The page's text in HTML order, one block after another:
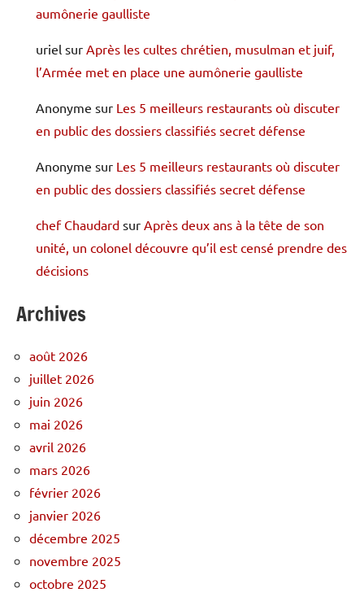
aumônerie gaulliste
uriel sur Après les cultes chrétien, musulman et juif,
l’Armée met en place une aumônerie gaulliste
Anonyme sur Les 5 meilleurs restaurants où discuter
en public des dossiers classifiés secret défense
Anonyme sur Les 5 meilleurs restaurants où discuter
en public des dossiers classifiés secret défense
chef Chaudard sur Après deux ans à la tête de son
unité, un colonel découvre qu’il est censé prendre des
décisions
Archives
août 2026
juillet 2026
juin 2026
mai 2026
avril 2026
mars 2026
février 2026
janvier 2026
décembre 2025
novembre 2025
octobre 2025